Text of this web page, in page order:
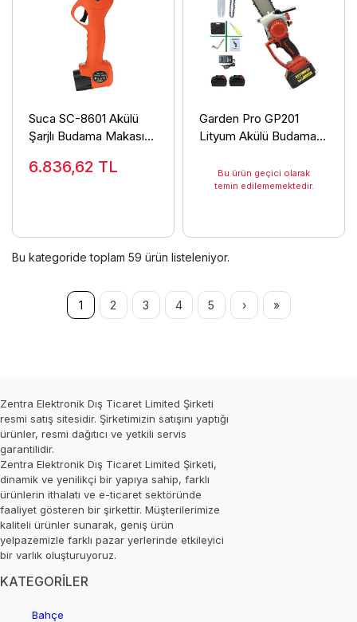
Suca SC-8601 Akülü
Şarjlı Budama Makası
6.836,62 TL
Garden Pro GP201
Lityum Akülü Budama
Bu ürün geçici olarak
temin edilememektedir.
Bu kategoride toplam 59 ürün listeleniyor.
1 2 3 4 5 › »
Zentra Elektronik Dış Ticaret Limited Şirketi
resmi satış sitesidir. Şirketimizin satışını yaptığı
ürünler, resmi dağıtıcı ve yetkili servis
garantilidir.
Zentra Elektronik Dış Ticaret Limited Şirketi,
dinamik ve yenilikçi bir yapıya sahip, farklı
ürünlerin ithalatı ve e-ticaret sektöründe
faaliyet gösteren bir şirkettir. Müşterilerimize
kaliteli ürünler sunarak, geniş ürün
yelpazemizle farklı pazar yerlerinde etkileyici
bir varlık oluşturuyoruz.
KATEGORİLER
Bahçe